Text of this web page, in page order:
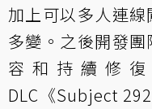
加上可以多人連
多變。之後開發
容和持續修
DLC《Subject